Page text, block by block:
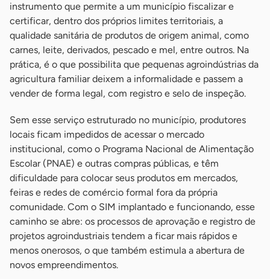
instrumento que permite a um município fiscalizar e
certificar, dentro dos próprios limites territoriais, a
qualidade sanitária de produtos de origem animal, como
carnes, leite, derivados, pescado e mel, entre outros. Na
prática, é o que possibilita que pequenas agroindústrias da
agricultura familiar deixem a informalidade e passem a
vender de forma legal, com registro e selo de inspeção.
Sem esse serviço estruturado no município, produtores
locais ficam impedidos de acessar o mercado
institucional, como o Programa Nacional de Alimentação
Escolar (PNAE) e outras compras públicas, e têm
dificuldade para colocar seus produtos em mercados,
feiras e redes de comércio formal fora da própria
comunidade. Com o SIM implantado e funcionando, esse
caminho se abre: os processos de aprovação e registro de
projetos agroindustriais tendem a ficar mais rápidos e
menos onerosos, o que também estimula a abertura de
novos empreendimentos.